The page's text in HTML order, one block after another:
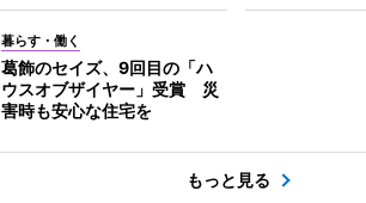
暮らす・働く
葛飾のセイズ、9回目の「ハ
ウスオブザイヤー」受賞 災
害時も安心な住宅を
もっと見る